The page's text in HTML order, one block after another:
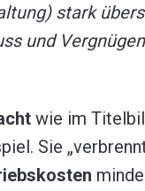
stark
und
wie im
Sie